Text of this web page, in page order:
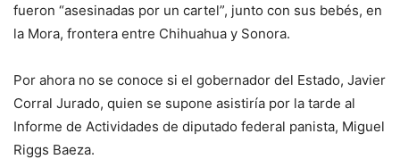
fueron “asesinadas por un cartel”, junto con sus bebés, en
la Mora, frontera entre Chihuahua y Sonora.
Por ahora no se conoce si el gobernador del Estado, Javier
Corral Jurado, quien se supone asistiría por la tarde al
Informe de Actividades de diputado federal panista, Miguel
Riggs Baeza.